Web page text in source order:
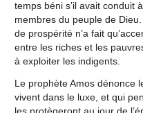
temps béni s’il avait conduit
membres du peuple de
de prospérité n’a fait
entre les riches et les
à exploiter les indigents.
Le prophète Amos dénonce
vivent dans le luxe, et qui
les protègeront au jour de